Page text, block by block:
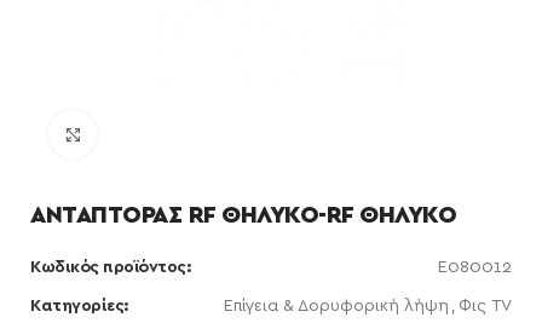
ΑΝΤΑΠΤΟΡΑΣ RF ΘΗΛΥΚΟ-RF ΘΗΛΥΚΟ
Κωδικός προϊόντος: E080012
Κατηγορίες: Επίγεια & Δορυφορική λήψη , Φις TV